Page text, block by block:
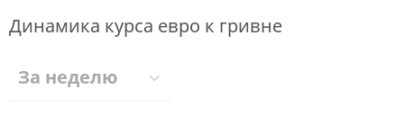
Динамика курса евро к гривне
За неделю